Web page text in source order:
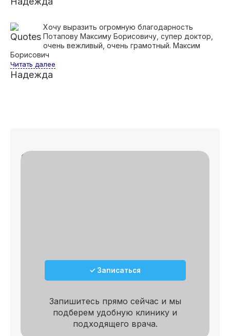
Хочу выразить огромную благодарность
Потапову Максиму Борисовичу, супер доктор,
очень вежливый, очень грамотный. Максим
Борисович
Читать далее
Надежда
Записаться на приём
✓ Записаться
Запишитесь прямо сейчас и мы
подберем удобную клинику и
подходящего врача.